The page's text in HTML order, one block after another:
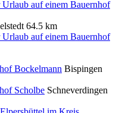
64.5 km
Bockelmann Bispingen
Scholbe Schneverdingen